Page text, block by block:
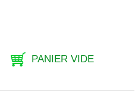
PANIER VIDE